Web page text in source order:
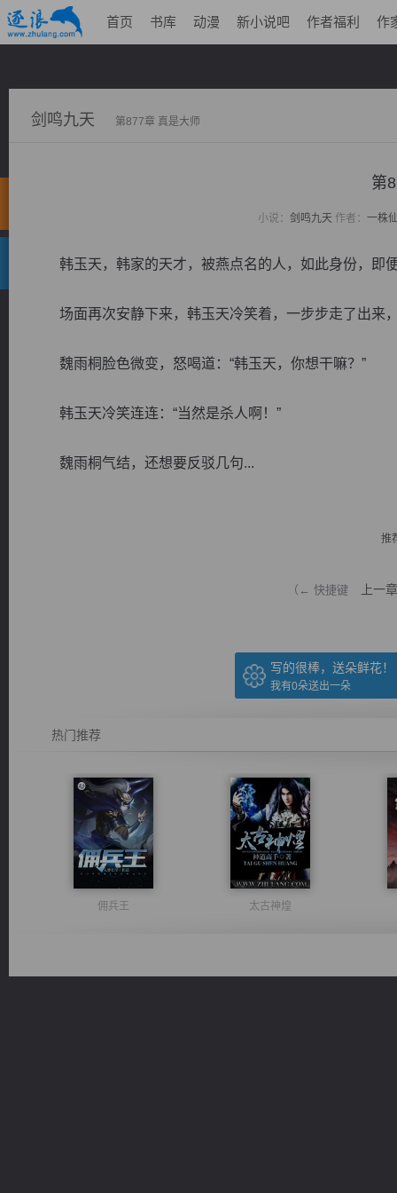
首页 书库 动漫 新小说吧 作者福利 作
剑鸣九天 第877章 真是大师
第
小说： 剑鸣九天 作者： 一株
韩玉天，韩家的天才，被燕点名的人，如此身份，即
场面再次安静下来，韩玉天冷笑着，一步步走了出来
魏雨桐脸色微变，怒喝道：“韩玉天，你想干嘛？”
韩玉天冷笑连连：“当然是杀人啊！”
魏雨桐气结，还想要反驳几句...
推
（← 快捷键 上一章
写的很棒，送朵鲜花！
我有0朵送出一朵
热门推荐
佣兵王 太古神煌